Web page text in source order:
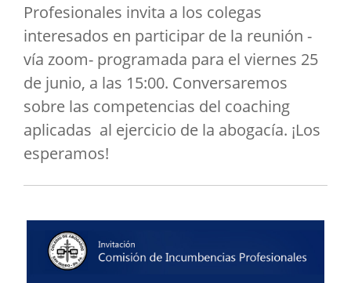
Profesionales invita a los colegas
interesados en participar de la reunión -
vía zoom- programada para el viernes 25
de junio, a las 15:00. Conversaremos
sobre las competencias del coaching
aplicadas al ejercicio de la abogacía. ¡Los
esperamos!